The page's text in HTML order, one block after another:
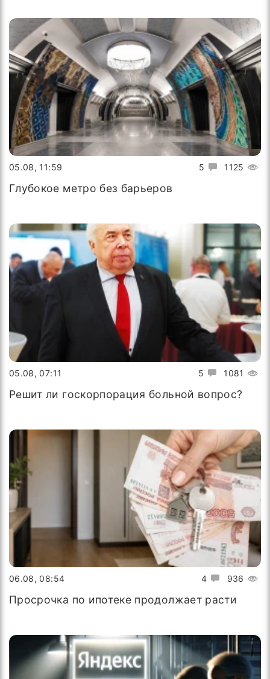
5 1125
05.08, 11:59
Глубокое метро без барьеров
5 1081
05.08, 07:11
Решит ли госкорпорация больной вопрос?
4 936
06.08, 08:54
Просрочка по ипотеке продолжает расти